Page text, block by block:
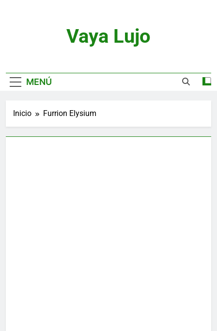
Vaya Lujo
MENÚ
Inicio Furrion Elysium